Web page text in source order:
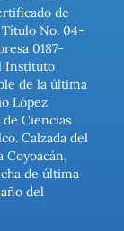
de
Título No. 04-
0187-
Instituto
de la última
López
Ciencias
Calzada del
Coyoacán,
de última
del